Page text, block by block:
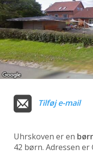
Tilføj e-mail
Uhrskoven er en
42 børn. Adressen er